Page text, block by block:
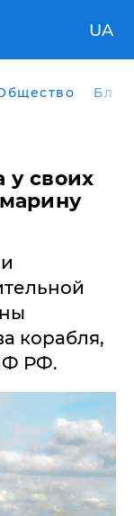
UA
у своих
корабля,
РФ.